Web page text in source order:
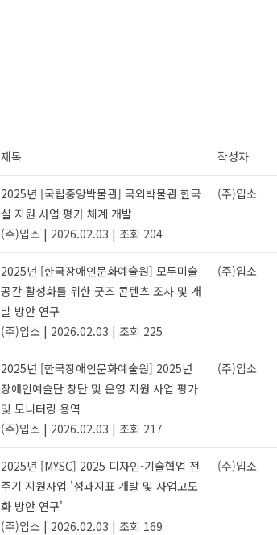
제목 작성자
2025년 [국립중앙박물관] 국외박물관 한국
실 지원 사업 평가 체계 개발
(주)입소 | 2026.02.03 | 조회 204
(주)입소
2025년 [한국장애인문화예술원] 모두미술
공간 활성화를 위한 굿즈 콘텐츠 조사 및 개
발 방안 연구
(주)입소 | 2026.02.03 | 조회 225
(주)입소
2025년 [한국장애인문화예술원] 2025년
장애인예술단 창단 및 운영 지원 사업 평가
및 모니터링 용역
(주)입소 | 2026.02.03 | 조회 217
(주)입소
2025년 [MYSC] 2025 디자인-기술협업 전
주기 지원사업 '성과지표 개발 및 사업고도
화 방안 연구'
(주)입소 | 2026.02.03 | 조회 169
(주)입소